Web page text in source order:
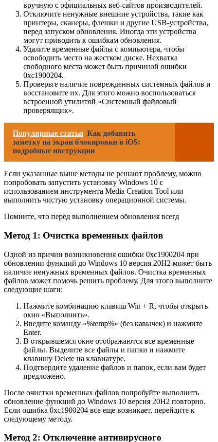
вручную с официальных веб-сайтов производителей.
Отключите ненужные внешние устройства, такие как
принтеры, сканеры, флешки и другие USB-устройства,
перед запуском обновления. Иногда эти устройства
могут приводить к ошибкам обновления.
Удалите временные файлы с компьютера, чтобы
освободить место на жестком диске. Нехватка
свободного места может быть причиной ошибки
0xc1900204.
Проверьте наличие поврежденных системных файлов и
восстановите их. Для этого можно воспользоваться
встроенной утилитой «Системный файловый
проверялщик».
Популярные статьи Как добавить
заметку на экран блокировки в iOS:
подробные инструкции
Если указанные выше методы не решают проблему, можно
попробовать запустить установку Windows 10 с
использованием инструмента Media Creation Tool или
выполнить чистую установку операционной системы.
Помните, что перед выполнением обновления всегд
Метод 1: Очистка временных файлов
Одной из причин возникновения ошибки 0xc1900204 при
обновлении функций до Windows 10 версия 20H2 может быть
наличие ненужных временных файлов. Очистка временных
файлов может помочь решить проблему. Для этого выполните
следующие шаги:
Нажмите комбинацию клавиш Win + R, чтобы открыть
окно «Выполнить».
Введите команду «%temp%» (без кавычек) и нажмите
Enter.
В открывшемся окне отображаются все временные
файлы. Выделите все файлы и папки и нажмите
клавишу Delete на клавиатуре.
Подтвердите удаление файлов и папок, если вам будет
предложено.
После очистки временных файлов попробуйте выполнить
обновление функций до Windows 10 версия 20H2 повторно.
Если ошибка 0xc1900204 все еще возникает, перейдите к
следующему методу.
Метод 2: Отключение антивирусного